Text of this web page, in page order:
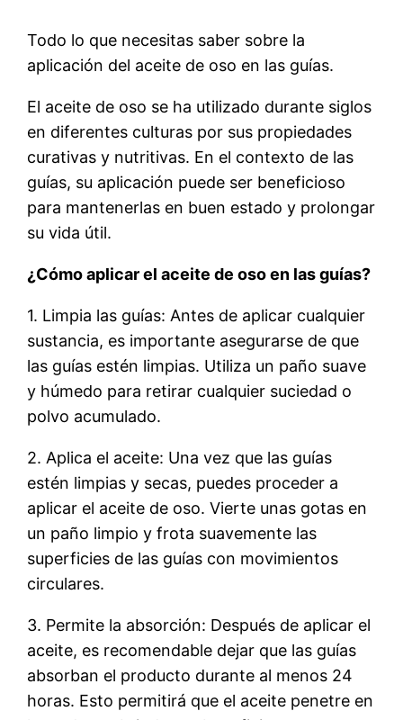
Todo lo que necesitas saber sobre la
aplicación del aceite de oso en las guías.
El aceite de oso se ha utilizado durante siglos
en diferentes culturas por sus propiedades
curativas y nutritivas. En el contexto de las
guías, su aplicación puede ser beneficioso
para mantenerlas en buen estado y prolongar
su vida útil.
¿Cómo aplicar el aceite de oso en las guías?
1. Limpia las guías: Antes de aplicar cualquier
sustancia, es importante asegurarse de que
las guías estén limpias. Utiliza un paño suave
y húmedo para retirar cualquier suciedad o
polvo acumulado.
2. Aplica el aceite: Una vez que las guías
estén limpias y secas, puedes proceder a
aplicar el aceite de oso. Vierte unas gotas en
un paño limpio y frota suavemente las
superficies de las guías con movimientos
circulares.
3. Permite la absorción: Después de aplicar el
aceite, es recomendable dejar que las guías
absorban el producto durante al menos 24
horas. Esto permitirá que el aceite penetre en